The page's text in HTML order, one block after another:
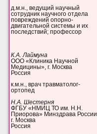
д.м.н., ведущий научный
сотрудник научного отдела
повреждений опорно-
двигательной системы и их
последствий; профессор
К.А. Лаймуна
ООО «Клиника Научной
Медицины», г. Москва
Россия
к.м.н., врач травматолог-
ортопед
Н.А. Шестерня
ФГБУ «НМИЦ ТО им. Н.Н.
Приорова» Минздрава России,
г. Москва
Россия